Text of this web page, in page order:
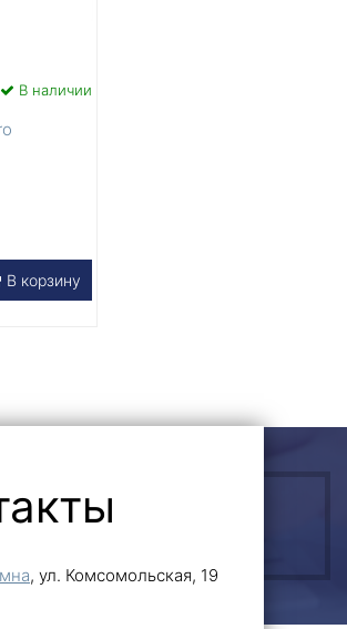
В наличии
В корзину
ОСТАВИТЬ ЗАЯВКУ
, ул. Комсомольская, 19